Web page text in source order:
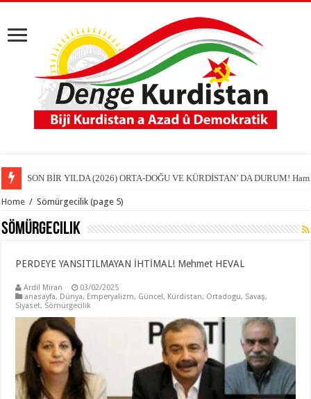
SON BİR YILDA (2026) ORTA-DOĞU VE KÜRDİSTAN’ DA DURUM!
Home / Sömürgecilik (page 5)
Sömürgecilik
PERDEYE YANSITILMAYAN İHTİMAL! Mehmet HEVAL
Ardil Miran
03/02/2025
anasayfa, Dünya, Emperyalizm, Güncel, Kürdistan, Ortadogu, Savaş,
Siyaset, Sömürgecilik